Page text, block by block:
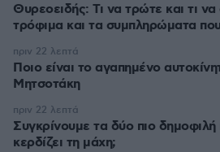
Θυρεοειδής: Τι να τρώτε και τι
τρόφιμα και τα συμπληρώματα
Ποιο είναι το αγαπημένο
Μητσοτάκη
πριν 22 λεπτά
Συγκρίνουμε τα δύο πιο
κερδίζει τη μάχη;
πριν 22 λεπτά